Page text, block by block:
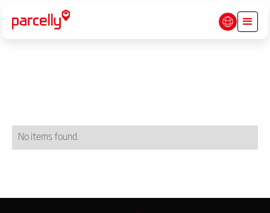
No items found.